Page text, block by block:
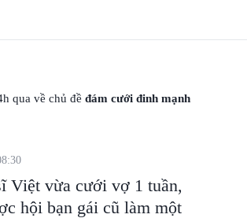
qua về chủ đề đám cưới đinh mạnh
Việt vừa cưới vợ 1 tuần,
hội bạn gái cũ làm một